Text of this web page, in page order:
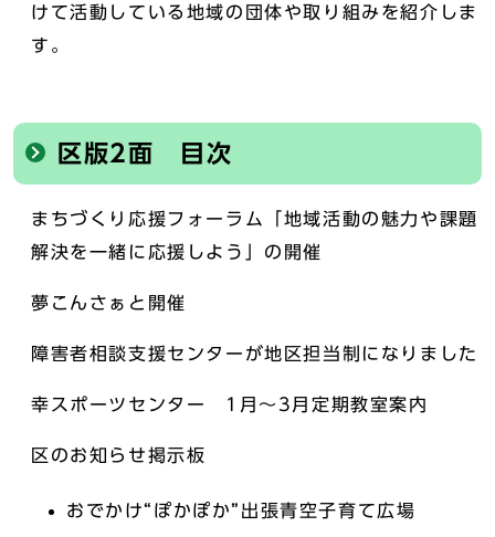
けて活動している地域の団体や取り組みを紹介しま
す。
区版2面 目次
まちづくり応援フォーラム「地域活動の魅力や課題
解決を一緒に応援しよう」の開催
夢こんさぁと開催
障害者相談支援センターが地区担当制になりました
幸スポーツセンター 1月～3月定期教室案内
区のお知らせ掲示板
おでかけ“ぽかぽか”出張青空子育て広場